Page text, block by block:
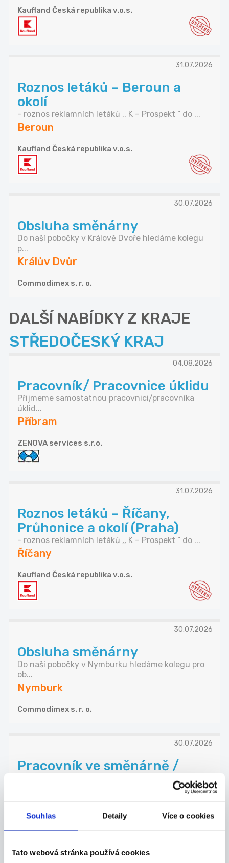
Souhlas Detaily Více o cookies
Tato webová stránka používá cookies
Kaufland Česká republika v.o.s.
31.07.2026
Roznos letáků – Beroun a
okolí
- roznos reklamních letáků ,, K – Prospekt “ do ...
Beroun
Kaufland Česká republika v.o.s.
30.07.2026
Obsluha směnárny
Do naší pobočky v Králově Dvoře hledáme kolegu
p...
Králův Dvůr
Commodimex s. r. o.
DALŠÍ NABÍDKY Z KRAJE
STŘEDOČESKÝ KRAJ
04.08.2026
Pracovník/ Pracovnice úklidu
Přijmeme samostatnou pracovnici/pracovníka
úklid...
Příbram
ZENOVA services s.r.o.
31.07.2026
Roznos letáků – Říčany,
Průhonice a okolí (Praha)
- roznos reklamních letáků ,, K – Prospekt “ do ...
Říčany
Kaufland Česká republika v.o.s.
30.07.2026
Obsluha směnárny
Do naší pobočky v Nymburku hledáme kolegu pro
ob...
Nymburk
Commodimex s. r. o.
30.07.2026
Pracovník ve směnárně /
Do naší pobočky v Brandýsi nad Labem hledáme
Brandýs nad Labem-Stará Boleslav